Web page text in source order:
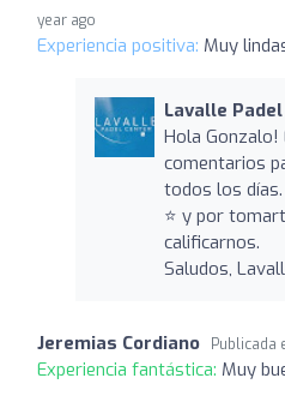
year ago
Experiencia positiva: Muy
Lavalle
Hola
comentarios
todos los
⭐ y por
calificarnos.
Saludos,
Jeremias Cordiano Publicada
Experiencia fantástica: Muy